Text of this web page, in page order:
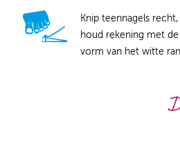
Knip teennagels
houd rekening met
vorm van het witte